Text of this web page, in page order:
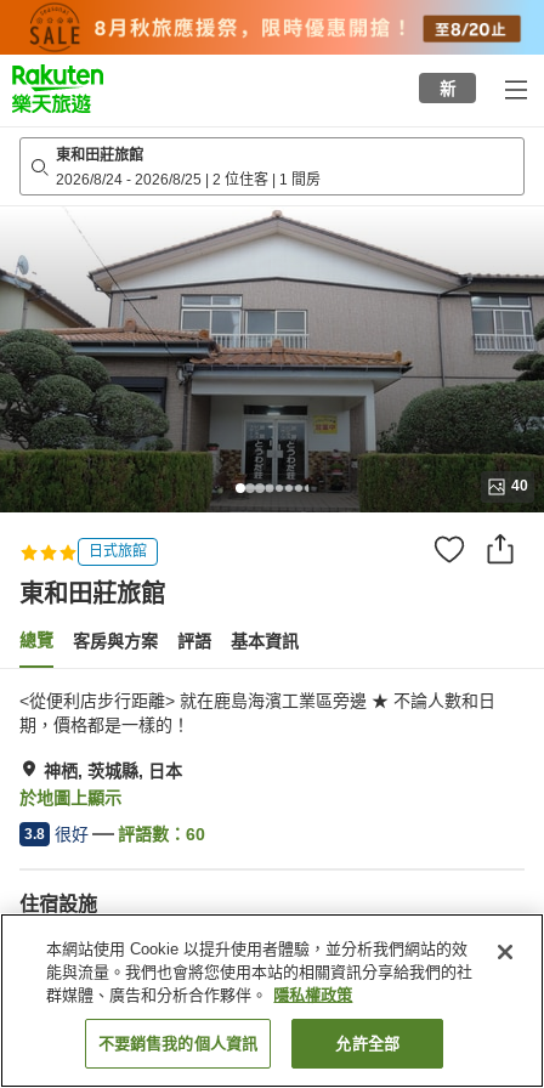
top
page
新
東和田莊旅館
2026/8/24 - 2026/8/25 | 2 位住客 | 1 間房
40
日式旅館
東和田莊旅館
總覽 客房與方案 評語 基本資訊
<從便利店步行距離> 就在鹿島海濱工業區旁邊 ★ 不論人數和日
期，價格都是一樣的！
神栖, 茨城縣, 日本
於地圖上顯示
3.8 很好 評語數： 60
住宿設施
停車場
自動販賣機
付費洗衣房
公共澡堂
找客房
本網站使用 Cookie 以提升使用者體驗，並分析我們網站的效
能與流量。我們也會將您使用本站的相關資訊分享給我們的社
群媒體、廣告和分析合作夥伴。
隱私權政策
不要銷售我的個人資訊 允許全部